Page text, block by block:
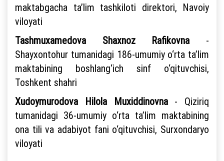
maktabgacha ta’lim tashkiloti direktori, Navoiy
viloyati
Tashmuxamedova Shaxnoz Rafikovna-
Shayxontohur tumanidagi 186-umumiy o‘rta ta’lim
maktabining boshlang‘ich sinf o‘qituvchisi,
Toshkent shahri
Xudoymurodova Hilola Muxiddinovna- Qiziriq
tumanidagi 36-umumiy o‘rta ta’lim maktabining
ona tili va adabiyot fani o‘qituvchisi, Surxondaryo
viloyati